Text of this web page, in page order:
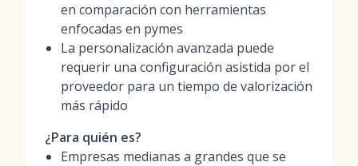
en comparación con herramientas
enfocadas en pymes
La personalización avanzada puede
requerir una configuración asistida por el
proveedor para un tiempo de valorización
más rápido
¿Para quién es?
Empresas medianas a grandes que se